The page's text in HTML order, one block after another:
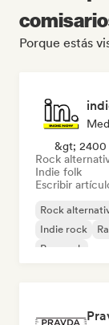
Porque estás
&gt; 2400
Rock
Indie folk
Escribir
Rock
Indie rock
Pop rock